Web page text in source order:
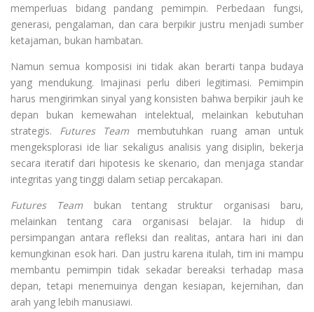
memperluas bidang pandang pemimpin. Perbedaan fungsi,
generasi, pengalaman, dan cara berpikir justru menjadi sumber
ketajaman, bukan hambatan.
Namun semua komposisi ini tidak akan berarti tanpa budaya
yang mendukung. Imajinasi perlu diberi legitimasi. Pemimpin
harus mengirimkan sinyal yang konsisten bahwa berpikir jauh ke
depan bukan kemewahan intelektual, melainkan kebutuhan
strategis. Futures Team membutuhkan ruang aman untuk
mengeksplorasi ide liar sekaligus analisis yang disiplin, bekerja
secara iteratif dari hipotesis ke skenario, dan menjaga standar
integritas yang tinggi dalam setiap percakapan.
Futures Team bukan tentang struktur organisasi baru,
melainkan tentang cara organisasi belajar. Ia hidup di
persimpangan antara refleksi dan realitas, antara hari ini dan
kemungkinan esok hari. Dan justru karena itulah, tim ini mampu
membantu pemimpin tidak sekadar bereaksi terhadap masa
depan, tetapi menemuinya dengan kesiapan, kejernihan, dan
arah yang lebih manusiawi.